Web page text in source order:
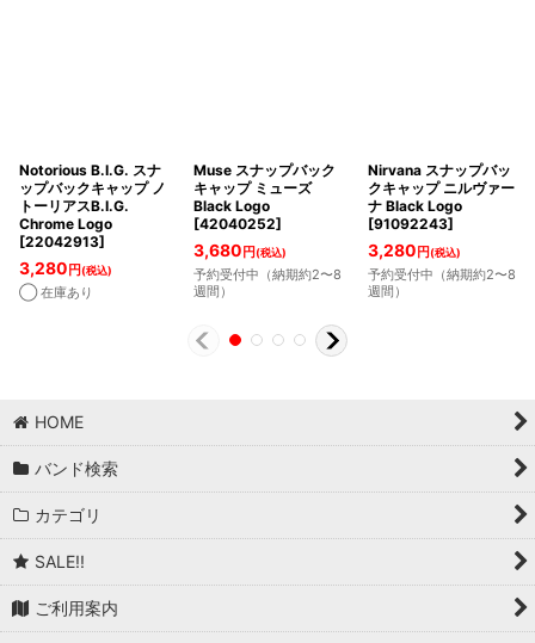
Notorious B.I.G. スナ
ップバックキャップ ノ
トーリアスB.I.G.
Chrome Logo
[22042913]
3,280 円(税込)
◯ 在庫あり
Muse スナップバック
キャップ ミューズ
Black Logo
[42040252]
3,680 円(税込)
予約受付中（納期約2〜8
週間）
Nirvana スナップバッ
クキャップ ニルヴァー
ナ Black Logo
[91092243]
3,280 円(税込)
予約受付中（納期約2〜8
週間）
HOME
バンド検索
カテゴリ
SALE!!
ご利用案内